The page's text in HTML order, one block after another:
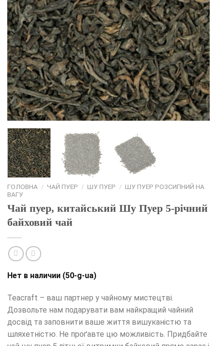
ГОЛОВНА / ЧАЙ ПУЕР / ШУ ПУЕР / ШУ ПУЕР РОЗСИПНИЙ НА
ВАГУ
Чай пуер, китайський Шу Пуер 5-річний
байховий чай
Нет в наличии (50-g-ua)
Teacraft – ваш партнер у чайному мистецтві.
Дозвольте нам подарувати вам найкращий чайний
досвід та заповнити ваше життя вишуканістю та
шляхетністю. Не проґавте цю можливість. Придбайте